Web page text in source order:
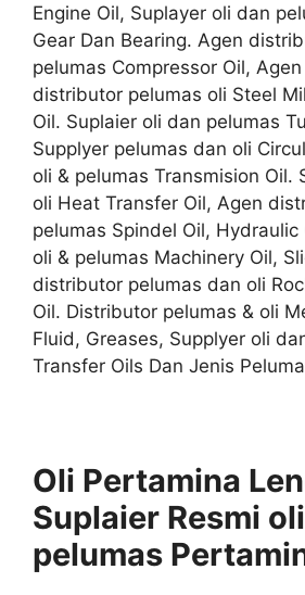
Engine Oil, Suplayer oli dan
Gear Dan Bearing. Agen
pelumas Compressor Oil, Agen
distributor pelumas oli Steel
Oil. Suplaier oli dan pelumas
Supplyer pelumas dan oli
oli & pelumas Transmision Oil.
oli Heat Transfer Oil, Agen
pelumas Spindel Oil, Hydraulic
oli & pelumas Machinery Oil,
distributor pelumas dan oli
Oil. Distributor pelumas & oli
Fluid, Greases, Supplyer oli
Transfer Oils Dan Jenis
Oli Pertamina
Suplaier Resmi
pelumas